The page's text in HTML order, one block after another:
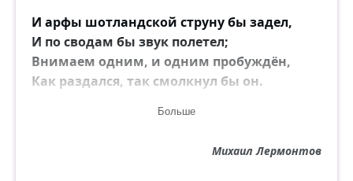
И арфы шотландской струну бы задел,
И по сводам бы звук полетел;
Внимаем одним, и одним пробуждён,
Как раздался, так смолкнул бы он.
Но тщетны мечты, бесполезны мольбы
Меж мной и холмами отчизны моей
Больше
Михаил Лермонтов